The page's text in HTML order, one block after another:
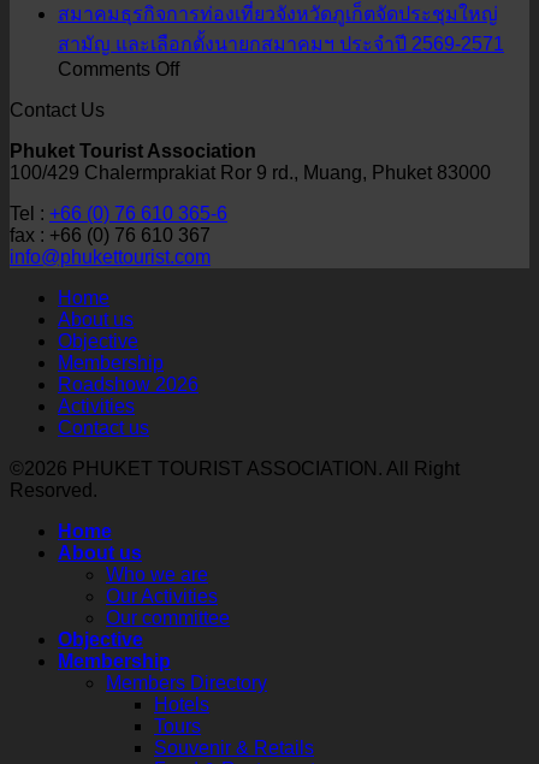
เที่ยว
จังหวัด
คณะ
แทน
ใต้
2026
เสริม
ความ
มือ
ภูเก็ต
เดิน
หน้า
รัส
และ
เบ
Roadshow
Belarus
เมือง
หลัก
บิน
ตรง
มินสค์–
สมาคมธุรกิจการท่องเที่ยวจังหวัดภูเก็ตจัดประชุมใหญ่
สามัญ และเลือกตั้งนายกสมาคมฯ ประจำปี 2569-2571
Comments Offon
การ
ท่อง
เที่ยว
จังหวัด
ภูเก็ต
สามัญ
คมฯ
ประจำ
2571
Contact Us
Phuket Tourist Association
100/429 Chalermprakiat Ror 9 rd., Muang, Phuket 83000
Tel : +66 (0) 76 610 365-6
fax : +66 (0) 76 610 367
info@phukettourist.com
Home
About us
Objective
Membership
Roadshow 2026
Activities
Contact us
©2026 PHUKET TOURIST ASSOCIATION. All Right
Resorved.
Home
About us
Who we are
Our Activities
Our committee
Objective
Membership
Members Directory
Hotels
Tours
Souvenir & Retails